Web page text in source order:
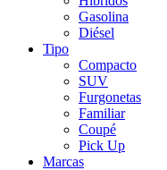
Gasolina
Diésel
Tipo
Compacto
SUV
Furgonetas
Familiar
Coupé
Pick Up
Marcas